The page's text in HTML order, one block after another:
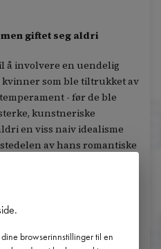
giftet seg aldri
å involvere en uendelig
kvinner som ble tiltrukket av
- før de ble
kunstneriske
en viss naiv idealisme
av hans romantiske
ville vært fornøyd med en
.
browserinnstillinger til en